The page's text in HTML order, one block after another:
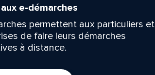
e-démarches
permettent aux particuliers et
de faire leurs démarches
à distance.